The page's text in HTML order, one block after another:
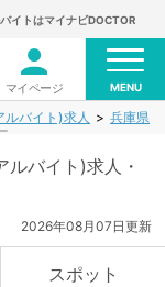
イトはマイナビDOCTOR
マイページ MENU
ルバイト)求人 兵庫県
バイト)求人・
2026年08月07日更新
スポット